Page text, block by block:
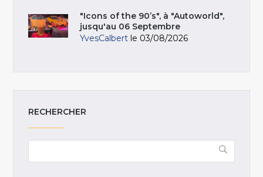
"Icons of the 90’s", à "Autoworld",
jusqu'au 06 Septembre
YvesCalbert le 03/08/2026
RECHERCHER